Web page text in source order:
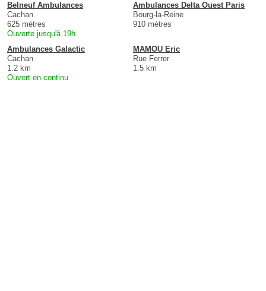
Belneuf Ambulances
Cachan
625 mètres
Ouverte jusqu'à 19h
Ambulances Delta Ouest Paris
Bourg-la-Reine
910 mètres
Ambulances Galactic
Cachan
1.2 km
Ouvert en continu
MAMOU Eric
Rue Ferrer
1.5 km